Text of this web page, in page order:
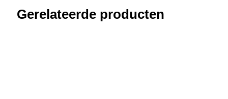
Gerelateerde producten